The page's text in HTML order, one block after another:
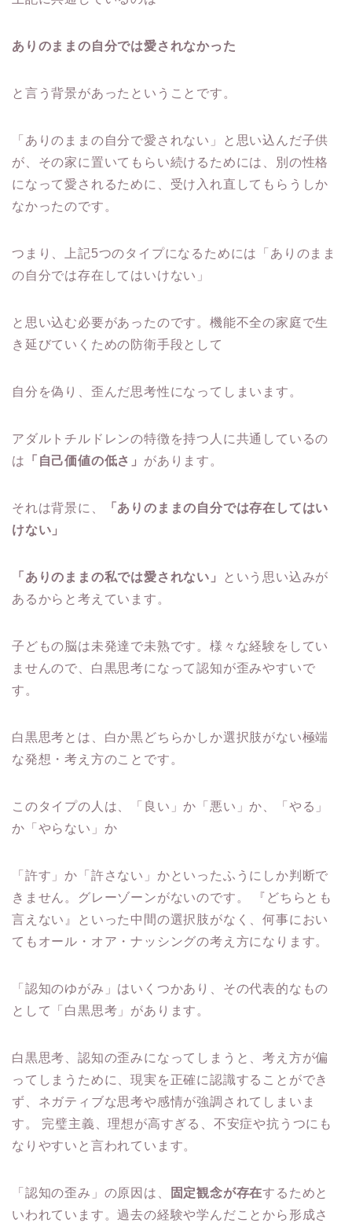
ありのままの自分では愛されなかった
と言う背景があったということです。
「ありのままの自分で愛されない」と思い込んだ子供
が、その家に置いてもらい続けるためには、別の性格
になって愛されるために、受け入れ直してもらうしか
なかったのです。
つまり、上記5つのタイプになるためには「ありのまま
の自分では存在してはいけない」
と思い込む必要があったのです。機能不全の家庭で生
き延びていくための防衛手段として
自分を偽り、歪んだ思考性になってしまいます。
アダルトチルドレンの特徴を持つ人に共通しているの
は
「自己価値の低さ」 があります。
それは背景に、
「ありのままの自分では存在してはい
けない」
「ありのままの私では愛されない」
という思い込みが
あるからと考えています。
子どもの脳は未発達で未熟です。様々な経験をしてい
ませんので、白黒思考になって認知が歪みやすいで
す。
白黒思考とは、白か黒どちらかしか選択肢がない極端
な発想・考え方のことです。
このタイプの人は、「良い」か「悪い」か、「やる」
か「やらない」か
「許す」か「許さない」かといったふうにしか判断で
きません。グレーゾーンがないのです。 『どちらとも
言えない』といった中間の選択肢がなく、何事におい
てもオール・オア・ナッシングの考え方になります。
「認知のゆがみ」はいくつかあり、その代表的なもの
として「白黒思考」があります。
白黒思考、認知の歪みになってしまうと、考え方が偏
ってしまうために、現実を正確に認識することができ
ず、ネガティブな思考や感情が強調されてしまいま
す。 完璧主義、理想が高すぎる、不安症や抗うつにも
なりやすいと言われています。
「認知の歪み」の原因は、 固定観念が存在するためと
いわれています。過去の経験や学んだことから形成さ